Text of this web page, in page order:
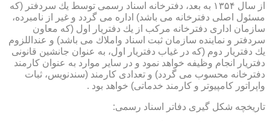
از سال ۱۳۵۴ به بعد، دفترخانه اسناد رسمی توسط یك سردفتر (كه
مسئول اصلی دفترخانه می باشد) اداره می گردد و غیر از نامبرده،
سازمان اداری دفترخانه مركب از یك دفتریار اول (كه معاون
سردفتر و نماینده سازمان ثبت اسناد واملاك می باشد) و عنداللزوم
یك دفتریار دوم (كه در غیاب دفتریار اول، به عنوان جانشین قانونی
دفتریار انجام وظیفه خواهد نمود و در سایر موارد به عنوان كارمند
دفترخانه محسوب می گردد) و تعدادی كارمند (سندنویس، ثبات
واپراتور كامپیوتر و كارمند خدماتی) خواهد بود .
تاریخچه شكل گیری دفاتر اسناد رسمی: